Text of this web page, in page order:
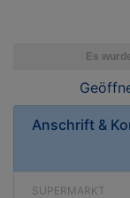
Anschrift &
SUPERMARKT